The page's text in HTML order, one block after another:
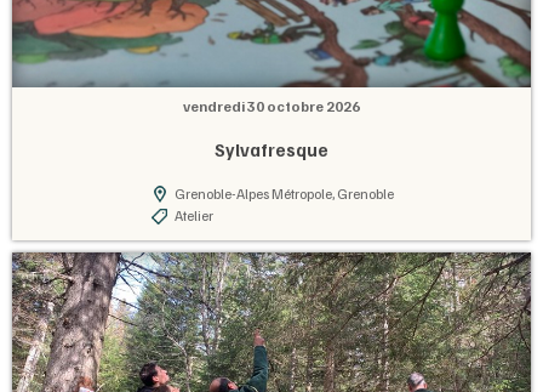
vendredi 30 octobre 2026
Sylvafresque
Grenoble-Alpes Métropole, Grenoble
Atelier